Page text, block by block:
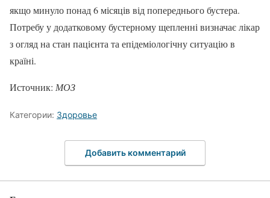
якщо минуло понад 6 місяців від попереднього бустера.
Потребу у додатковому бустерному щепленні визначає лікар
з огляд на стан пацієнта та епідеміологічну ситуацію в
країні.
Источник: МОЗ
Категории: Здоровье
Добавить комментарий